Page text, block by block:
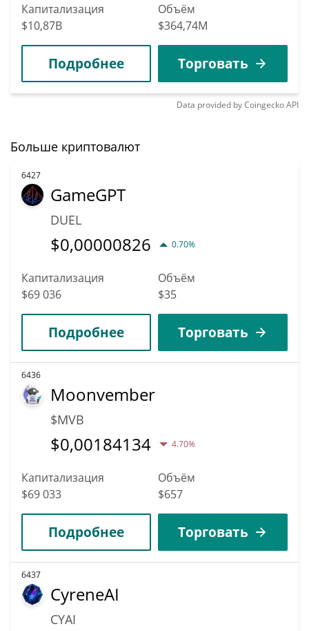
Капитализация
$10,87B
Объём
$364,74M
Подробнее Торговать
Data provided byCoingeckoAPI
Больше криптовалют
6427
GameGPT
DUEL
$0,00000826 0.70%
Капитализация
$69 036
Объём
$35
Подробнее Торговать
6436
Moonvember
$MVB
$0,00184134 4.70%
Капитализация
$69 033
Объём
$657
Подробнее Торговать
6437
CyreneAI
CYAI